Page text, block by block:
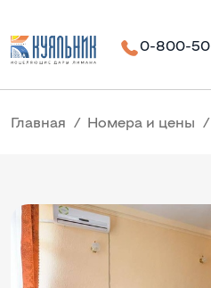
0-800-
Главная Номера и цены